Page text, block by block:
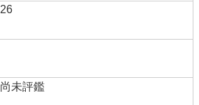
26
尚未評鑑